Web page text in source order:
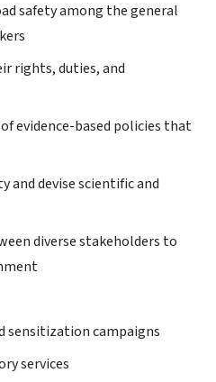
safety among the general
rights, duties, and
evidence-based policies that
and devise scientific and
diverse stakeholders to
sensitization campaigns
services